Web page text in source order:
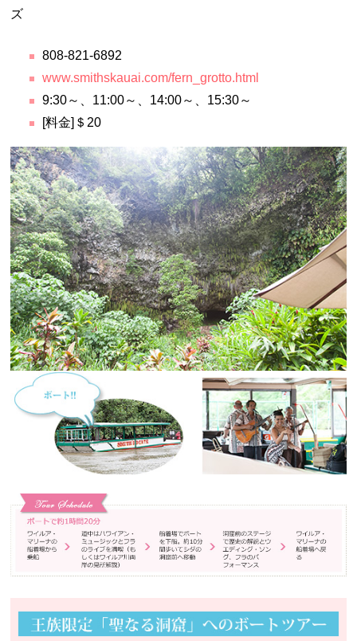
ズ
808-821-6892
www.smithskauai.com/fern_grotto.html
9:30～、11:00～、14:00～、15:30～
[料金]＄20